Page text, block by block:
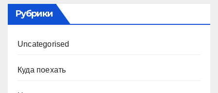
Рубрики
Uncategorised
Куда поехать